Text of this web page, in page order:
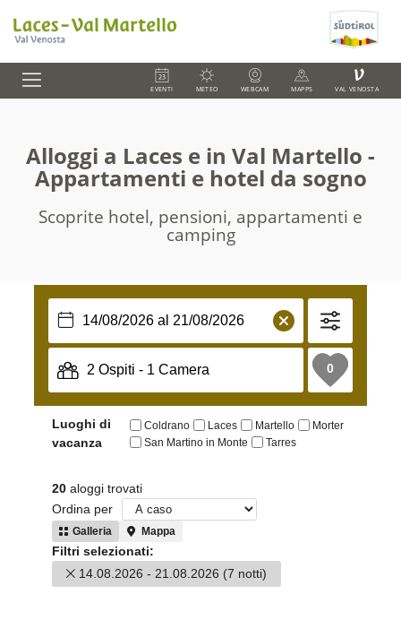
EVENTI METEO WEBCAM MAPPS
V
VAL VENOSTA
Alloggi a Laces e in Val Martello -
Appartamenti e hotel da sogno
Scoprite hotel, pensioni, appartamenti e
camping